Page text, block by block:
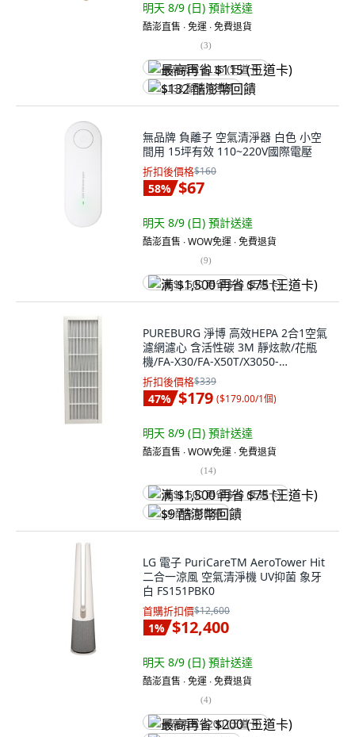
明天 8/9 (日) 預計送達
酷澎直售 ∙ 免運 ∙ 免費退貨
(3)
最高再省 $115 (王道卡)
$132 酷澎幣回饋
無品牌 負離子 空氣清淨器 白色 小空
間用 15坪有效 110~220V國際電壓
折扣後價格$160
58% $67
明天 8/9 (日) 預計送達
酷澎直售 ∙ WOW免運 ∙ 免費退貨
(9)
满 $1,500 再省 $75 (王道卡)
PUREBURG 淨博 高效HEPA 2合1空氣
濾網濾心 含活性碳 3M 靜炫款/花瓶
機/FA-X30/FA-X50T/X3050-
F/CHIMSPD/00UCF-2適用, 1個,
FAP00-01
折扣後價格$339
47% $179 ($179.00/1個)
明天 8/9 (日) 預計送達
酷澎直售 ∙ WOW免運 ∙ 免費退貨
(14)
满 $1,500 再省 $75 (王道卡)
$9 酷澎幣回饋
LG 電子 PuriCareTM AeroTower Hit
二合一涼風 空氣清淨機 UV抑菌 象牙
白 FS151PBK0
首購折扣價$12,600
1% $12,400
明天 8/9 (日) 預計送達
酷澎直售 ∙ 免運 ∙ 免費退貨
(4)
最高再省 $200 (王道卡)